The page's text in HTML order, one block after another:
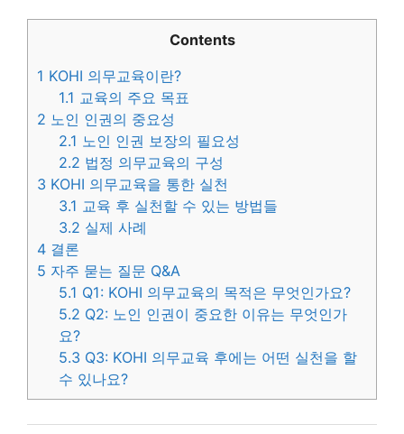
Contents
1 KOHI 의무교육이란?
1.1 교육의 주요 목표
2 노인 인권의 중요성
2.1 노인 인권 보장의 필요성
2.2 법정 의무교육의 구성
3 KOHI 의무교육을 통한 실천
3.1 교육 후 실천할 수 있는 방법들
3.2 실제 사례
4 결론
5 자주 묻는 질문 Q&A
5.1 Q1: KOHI 의무교육의 목적은 무엇인가요?
5.2 Q2: 노인 인권이 중요한 이유는 무엇인가
요?
5.3 Q3: KOHI 의무교육 후에는 어떤 실천을 할
수 있나요?